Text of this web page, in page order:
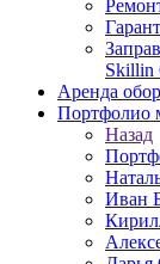
Skillin
Аренда
Портфолио
Назад
Иван